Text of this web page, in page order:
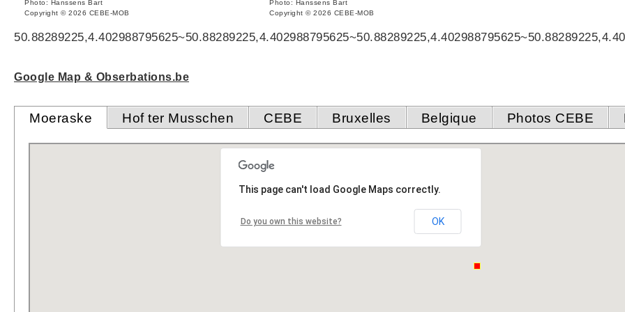
Photo: Hanssens Bart
Copyright © 2026 CEBE-MOB
Photo: Hanssens Bart
Copyright © 2026 CEBE-MOB
Google Map & Obserbations.be
Moeraske Hof ter Musschen CEBE Bruxelles Belgique Photos CEBE